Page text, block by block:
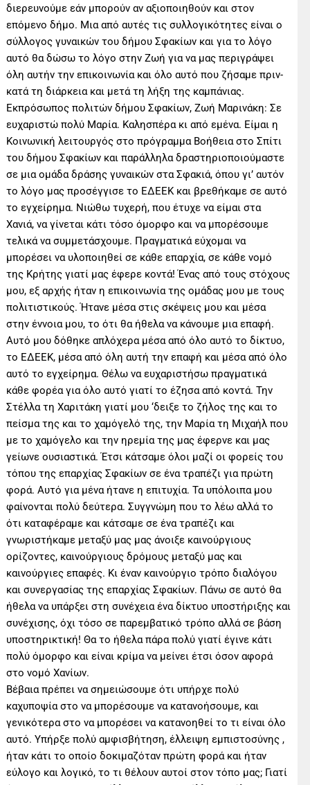
διερευνούμε εάν μπορούν αν αξιοποιηθούν και στον
επόμενο δήμο. Μια από αυτές τις συλλογικότητες είναι ο
σύλλογος γυναικών του δήμου Σφακίων και για το λόγο
αυτό θα δώσω το λόγο στην Ζωή για να μας περιγράψει
όλη αυτήν την επικοινωνία και όλο αυτό που ζήσαμε πριν-
κατά τη διάρκεια και μετά τη λήξη της καμπάνιας.
Εκπρόσωπος πολιτών δήμου Σφακίων, Ζωή Μαρινάκη: Σε
ευχαριστώ πολύ Μαρία. Καλησπέρα κι από εμένα. Είμαι η
Κοινωνική λειτουργός στο πρόγραμμα Βοήθεια στο Σπίτι
του δήμου Σφακίων και παράλληλα δραστηριοποιούμαστε
σε μια ομάδα δράσης γυναικών στα Σφακιά, όπου γι’ αυτόν
το λόγο μας προσέγγισε το ΕΔΕΕΚ και βρεθήκαμε σε αυτό
το εγχείρημα. Νιώθω τυχερή, που έτυχε να είμαι στα
Χανιά, να γίνεται κάτι τόσο όμορφο και να μπορέσουμε
τελικά να συμμετάσχουμε. Πραγματικά εύχομαι να
μπορέσει να υλοποιηθεί σε κάθε επαρχία, σε κάθε νομό
της Κρήτης γιατί μας έφερε κοντά! Ένας από τους στόχους
μου, εξ αρχής ήταν η επικοινωνία της ομάδας μου με τους
πολιτιστικούς. Ήτανε μέσα στις σκέψεις μου και μέσα
στην έννοια μου, το ότι θα ήθελα να κάνουμε μια επαφή.
Αυτό μου δόθηκε απλόχερα μέσα από όλο αυτό το δίκτυο,
το ΕΔΕΕΚ, μέσα από όλη αυτή την επαφή και μέσα από όλο
αυτό το εγχείρημα. Θέλω να ευχαριστήσω πραγματικά
κάθε φορέα για όλο αυτό γιατί το έζησα από κοντά. Την
Στέλλα τη Χαριτάκη γιατί μου ‘δειξε το ζήλος της και το
πείσμα της και το χαμόγελό της, την Μαρία τη Μιχαήλ που
με το χαμόγελο και την ηρεμία της μας έφερνε και μας
γείωνε ουσιαστικά. Έτσι κάτσαμε όλοι μαζί οι φορείς του
τόπου της επαρχίας Σφακίων σε ένα τραπέζι για πρώτη
φορά. Αυτό για μένα ήτανε η επιτυχία. Τα υπόλοιπα μου
φαίνονται πολύ δεύτερα. Συγγνώμη που το λέω αλλά το
ότι καταφέραμε και κάτσαμε σε ένα τραπέζι και
γνωριστήκαμε μεταξύ μας μας άνοιξε καινούργιους
ορίζοντες, καινούργιους δρόμους μεταξύ μας και
καινούργιες επαφές. Κι έναν καινούργιο τρόπο διαλόγου
και συνεργασίας της επαρχίας Σφακίων. Πάνω σε αυτό θα
ήθελα να υπάρξει στη συνέχεια ένα δίκτυο υποστήριξης και
συνέχισης, όχι τόσο σε παρεμβατικό τρόπο αλλά σε βάση
υποστηρικτική! Θα το ήθελα πάρα πολύ γιατί έγινε κάτι
πολύ όμορφο και είναι κρίμα να μείνει έτσι όσον αφορά
στο νομό Χανίων.
Βέβαια πρέπει να σημειώσουμε ότι υπήρχε πολύ
καχυποψία στο να μπορέσουμε να κατανοήσουμε, και
γενικότερα στο να μπορέσει να κατανοηθεί το τι είναι όλο
αυτό. Υπήρξε πολύ αμφισβήτηση, έλλειψη εμπιστοσύνης ,
ήταν κάτι το οποίο δοκιμαζόταν πρώτη φορά και ήταν
εύλογο και λογικό, το τι θέλουν αυτοί στον τόπο μας; Γιατί